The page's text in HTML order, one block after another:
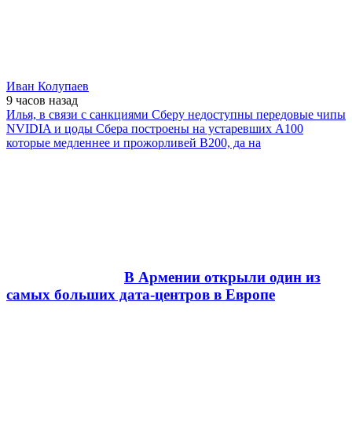
Иван Колупаев
9 часов назад
Илья, в связи с санкциями Сберу недоступны передовые чипы
NVIDIA и цоды Сбера построены на устаревших А100
которые медленнее и прожорливей B200, да на
В Армении открыли один из
самых больших дата-центров в Европе